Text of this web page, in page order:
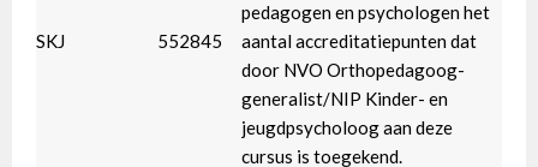
SKJ 552845
pedagogen en psychologen het
aantal accreditatiepunten dat
door NVO Orthopedagoog-
generalist/NIP Kinder- en
jeugdpsycholoog aan deze
cursus is toegekend.